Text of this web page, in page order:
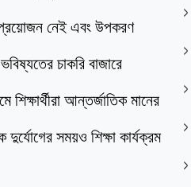
নেই এবং উপকরণ
চাকরি বাজারে
আন্তর্জাতিক মানের
সময়ও শিক্ষা কার্যক্রম